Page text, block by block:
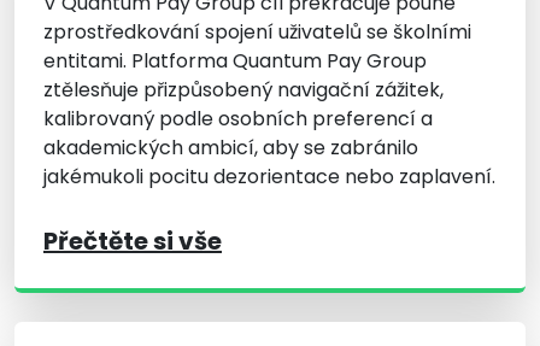
zprostředkování spojení uživatelů se školními
entitami. Platforma Quantum Pay Group
ztělesňuje přizpůsobený navigační zážitek,
kalibrovaný podle osobních preferencí a
akademických ambicí, aby se zabránilo
jakémukoli pocitu dezorientace nebo zaplavení.
Přečtěte si vše